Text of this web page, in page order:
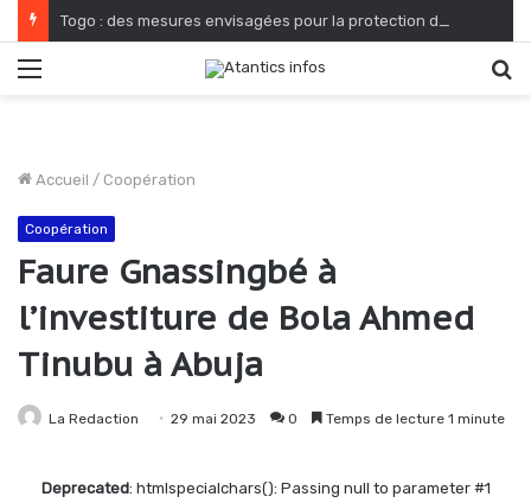
Accueil / Coopération
Coopération
Faure Gnassingbé à
l’investiture de Bola Ahmed
Tinubu à Abuja
La Redaction 29 mai 2023 0 Temps de lecture 1 minute
Deprecated: htmlspecialchars(): Passing null to parameter #1